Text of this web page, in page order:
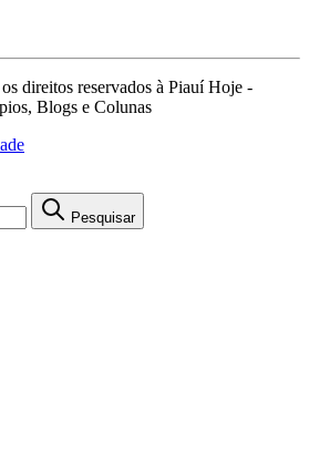
direitos reservados à Piauí Hoje -
Blogs e Colunas
Pesquisar